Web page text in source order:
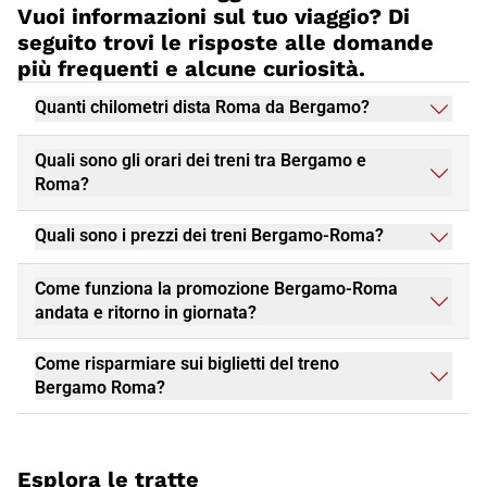
romantico o una vacanza in famiglia, questa città ha qualcosa
da offrire a tutti. Non perdere l'opportunità di visitare
Roma
prenota subito il tuo viaggio in treno Italo, per un'esperienza di
viaggio piacevole e conveniente.
Vuoi informazioni sul tuo viaggio? Di
seguito trovi le risposte alle domande
più frequenti e alcune curiosità.
Quanti chilometri dista Roma da Bergamo?
Quali sono gli orari dei treni tra Bergamo e
Roma?
Quali sono i prezzi dei treni Bergamo-Roma?
Come funziona la promozione Bergamo-Roma
andata e ritorno in giornata?
Come risparmiare sui biglietti del treno
Bergamo Roma?
Esplora le tratte